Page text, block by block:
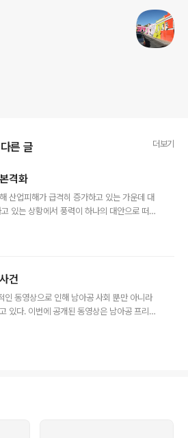
른 글 더보기
격화
산업피해가 급격히 증가하고 있는 가운데 대
있는 상황에서 풍력이 하나의 대안으로 떠오
회사인 에스콤(Escom)은 에너지 위기의 장
를 위해 에스콤은 이 지역에 대한 환경영향
달 인근 지역은 남아공에서 가장 바람의 속도
다. 또한 이 지역은 풍력 시설을 위한 다른 기
건
인 동영상으로 인해 남아공 사회 뿐만 아니라
있다. 이번에 공개된 동영상은 남아공 프리
섞은 뒤 이를 흑인 청소부들에게 먹이는 장
. 한편 이번 일에 가담한 것으로 알려진 두 명
해 사과한다고 밝혔다. RC Malherbe와 Sc..